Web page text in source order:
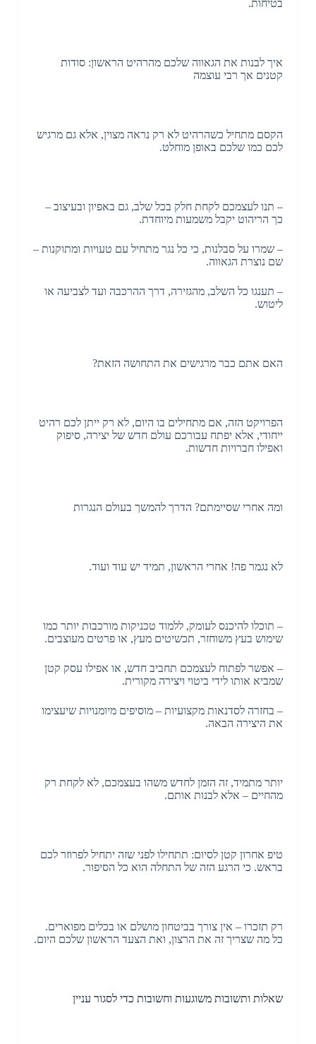
בטיחות.
איך לבנות את הגאווה שלכם מהרהיט הראשון: סודות
קטנים אך רבי עוצמה
הקסם מתחיל כשהרהיט לא רק נראה מצוין, אלא גם מרגיש
לכם כמו שלכם באופן מוחלט.
– תנו לעצמכם לקחת חלק בכל שלב, גם באפיון ובעיצוב –
כך הריהוט יקבל משמעות מיוחדת.
– שמרו על סבלנות, כי כל נגר מתחיל עם טעויות ומתוקנות –
שם נוצרת הגאווה.
– תענגו כל השלב, מהגזירה, דרך ההרכבה ועד לצביעה או
ליטוש.
האם אתם כבר מרגישים את התחושה הזאת?
הפרויקט הזה, אם מתחילים בו היום, לא רק ייתן לכם רהיט
ייחודי, אלא יפתח עבורכם עולם חדש של יצירה, סיפוק
ואפילו חברויות חדשות.
ומה אחרי שסיימתם? הדרך להמשך בעולם הנגרות
לא נגמר פה! אחרי הראשון, תמיד יש עוד ועוד.
– תוכלו להיכנס לעומק, ללמוד טכניקות מורכבות יותר כמו
שימוש בעץ משוחזר, תכשיטים מעץ, או פרטים מעוצבים.
– אפשר לפתוח לעצמכם תחביב חדש, או אפילו עסק קטן
שמביא אותו לידי ביטוי ויצירה מקורית.
– בחזרה לסדנאות מקצועיות – מוסיפים מיומנויות שיעצימו
את היצירה הבאה.
יותר מתמיד, זה הזמן לחדש משהו בעצמכם, לא לקחת רק
מהחיים – אלא לבנות אותם.
טיפ אחרון קטן לסיום: תתחילו לפני שזה יתחיל לפרוזר לכם
בראש. כי הרגע הזה של התחלה הוא כל הסיפור.
רק תזכרו – אין צורך בביטחון מושלם או בכלים מפוארים.
כל מה שצריך זה את הרצון, ואת הצעד הראשון שלכם היום.
שאלות ותשובות משוגעות וחשובות כדי לסגור עניין